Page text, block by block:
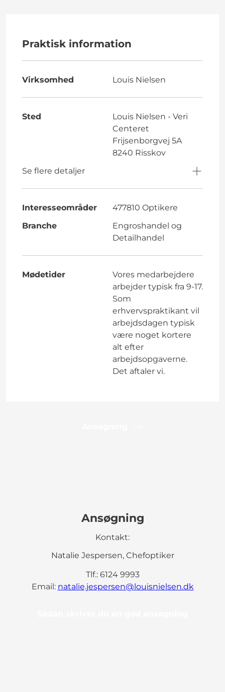
Praktisk information
Virksomhed Louis Nielsen
Sted
Louis Nielsen - Veri
Centeret
Frijsenborgvej 5A
8240 Risskov
Se flere detaljer
Interesseområder
477810 Optikere
Branche
Engroshandel og
Detailhandel
Mødetider
Vores medarbejdere
arbejder typisk fra 9-17.
Som
erhvervspraktikant vil
arbejdsdagen typisk
være noget kortere
alt efter
arbejdsopgaverne.
Det aftaler vi.
Ansøgning
Kontakt:
Natalie Jespersen, Chefoptiker
Tlf.: 6124 9993
Email: natalie.jespersen@louisnielsen.dk